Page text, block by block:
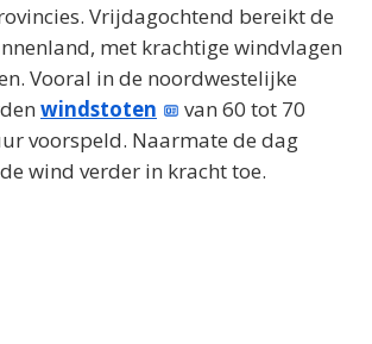
Vrijdagochtend bereikt de
met krachtige windvlagen
Vooral in de noordwestelijke
windstoten
van 60 tot 70
voorspeld. Naarmate de dag
wind verder in kracht toe.